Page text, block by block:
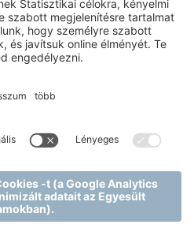
ÉS
TESTI LELKI
alapanyagokból
egyedi és exkluzív
pihentetést biztosító